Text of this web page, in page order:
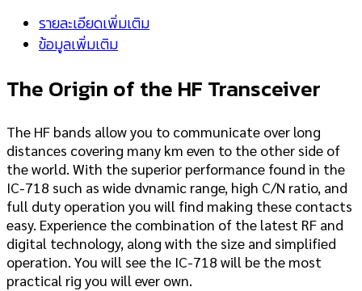
รายละเอียดเพิ่มเติม
ข้อมูลเพิ่มเติม
The Origin of the HF Transceiver
The HF bands allow you to communicate over long
distances covering many km even to the other side of
the world. With the superior performance found in the
IC-718 such as wide dvnamic range, high C/N ratio, and
full duty operation you will find making these contacts
easy. Experience the combination of the latest RF and
digital technology, along with the size and simplified
operation. You will see the IC-718 will be the most
practical rig you will ever own.